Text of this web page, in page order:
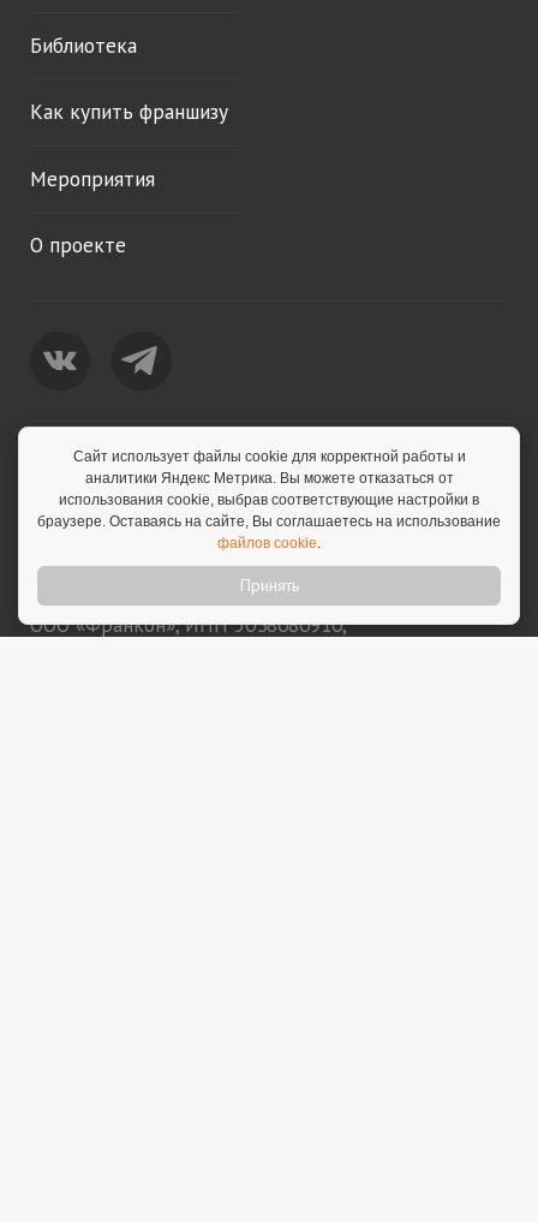
Библиотека
Как купить франшизу
Мероприятия
О проекте
Политика конфиденциальности
Согласие на обработку персональных данных
Политика обработки персональных данных
© 2026 Franshiza.ru • Франшиза.рф
ООО «Франкон», ИНН 5038080910,
Сайт использует файлы cookie для корректной работы и
аналитики Яндекс Метрика. Вы можете отказаться от
использования cookie, выбрав соответствующие настройки в
браузере. Оставаясь на сайте, Вы соглашаетесь на использование
файлов cookie.
Принять